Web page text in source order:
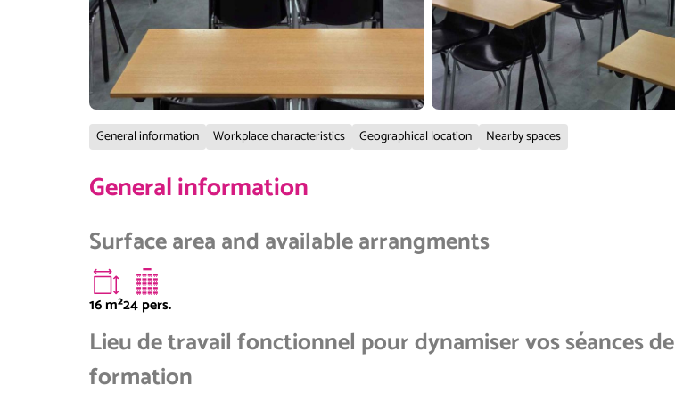
General information Workplace characteristics Geographical location Nearby spaces
General information
Surface area and available arrangments
16m²24 pers.
Lieu de travail fonctionnel pour dynamiser vos séances de
formation